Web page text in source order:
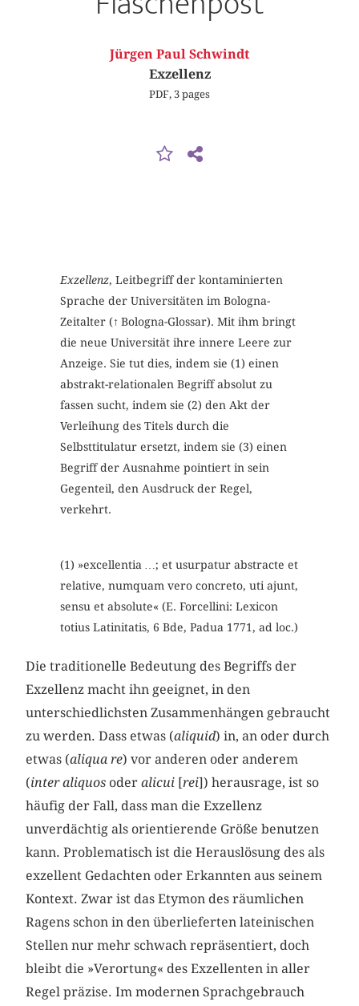
Jürgen Paul Schwindt
Exzellenz
PDF, 3 pages
Exzellenz, Leitbegriff der kontaminierten
Sprache der Universitäten im Bologna-
Zeitalter (↑ Bologna-Glossar). Mit ihm bringt
die neue Universität ihre innere Leere zur
Anzeige. Sie tut dies, indem sie (1) einen
abstrakt-relationalen Begriff absolut zu
fassen sucht, indem sie (2) den Akt der
Verleihung des Titels durch die
Selbsttitulatur ersetzt, indem sie (3) einen
Begriff der Ausnahme pointiert in sein
Gegenteil, den Ausdruck der Regel,
verkehrt.
(1) »excellentia …; et usurpatur abstracte et
relative, numquam vero concreto, uti ajunt,
sensu et absolute« (E. Forcellini: Lexicon
totius Latinitatis, 6 Bde, Padua 1771, ad loc.)
Die traditionelle Bedeutung des Begriffs der
Exzellenz macht ihn geeignet, in den
unterschiedlichsten Zusammenhängen gebraucht
zu werden. Dass etwas (aliquid) in, an oder durch
etwas (aliqua re) vor anderen oder anderem
(inter aliquos oderalicui [rei]) herausrage, ist so
häufig der Fall, dass man die Exzellenz
unverdächtig als orientierende Größe benutzen
kann. Problematisch ist die Herauslösung des als
exzellent Gedachten oder Erkannten aus seinem
Kontext. Zwar ist das Etymon des räumlichen
Ragens schon in den überlieferten lateinischen
Stellen nur mehr schwach repräsentiert, doch
bleibt die »Verortung« des Exzellenten in aller
Regel präzise. Im modernen Sprachgebrauch